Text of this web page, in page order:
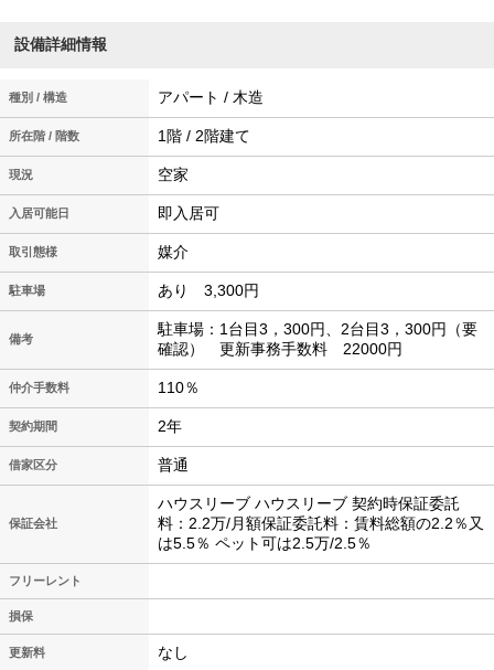
設備詳細情報
種別 / 構造 アパート / 木造
所在階 / 階数 1階 / 2階建て
現況 空家
入居可能日 即入居可
取引態様 媒介
駐車場 あり 3,300円
備考
駐車場：1台目3，300円、2台目3，300円（要
確認） 更新事務手数料 22000円
仲介手数料 110％
契約期間 2年
借家区分 普通
保証会社
ハウスリーブ ハウスリーブ 契約時保証委託
料：2.2万/月額保証委託料：賃料総額の2.2％又
は5.5％ ペット可は2.5万/2.5％
フリーレント
損保
更新料 なし